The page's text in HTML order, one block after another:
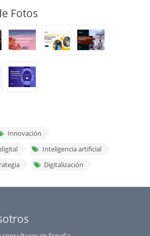
Fotos
Innovación
Inteligencia artificial
Digitalización